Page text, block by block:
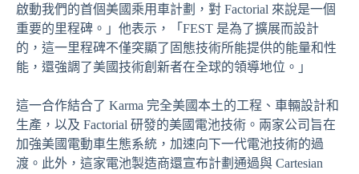
啟動我們的首個美國乘用車計劃，對 Factorial 來說是一個
重要的里程碑。」他表示，「FEST 是為了擴展而設計
的，這一里程碑不僅突顯了固態技術所能提供的能量和性
能，還強調了美國技術創新者在全球的領導地位。」
這一合作結合了 Karma 完全美國本土的工程、車輛設計和
生產，以及 Factorial 研發的美國電池技術。兩家公司旨在
加強美國電動車生態系統，加速向下一代電池技術的過
渡。此外，這家電池製造商還宣布計劃通過與 Cartesian